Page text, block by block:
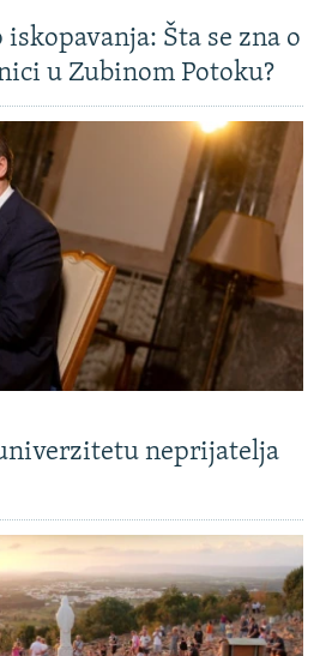
iskopavanja: Šta se zna o
u Zubinom Potoku?
neprijatelja